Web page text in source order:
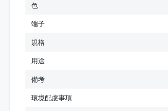
色
端子
規格
用途
備考
環境配慮事項